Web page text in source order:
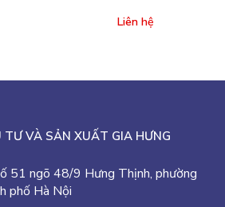
Liên hệ
VÀ SẢN XUẤT GIA HƯNG
51 ngõ 48/9 Hưng Thịnh, phường
phố Hà Nội